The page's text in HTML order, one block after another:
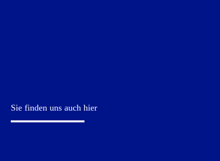
Sie finden uns auch hier